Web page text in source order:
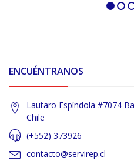
ENCUÉNTRANOS
Lautaro Espíndola #7074
Chile
(+552) 373926
contacto@servirep.cl